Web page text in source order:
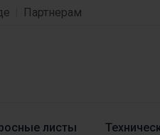
Партнерам
листы